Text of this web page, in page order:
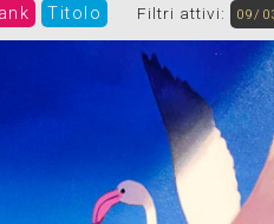
Titolo Filtri attivi: 09/